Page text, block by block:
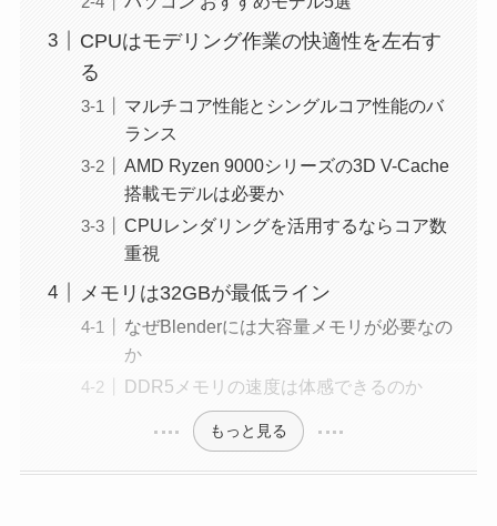
CPUはモデリング作業の快適性を左右す
る
マルチコア性能とシングルコア性能のバ
ランス
AMD Ryzen 9000シリーズの3D V-Cache
搭載モデルは必要か
CPUレンダリングを活用するならコア数
重視
メモリは32GBが最低ライン
なぜBlenderには大容量メモリが必要なの
か
DDR5メモリの速度は体感できるのか
もっと見る